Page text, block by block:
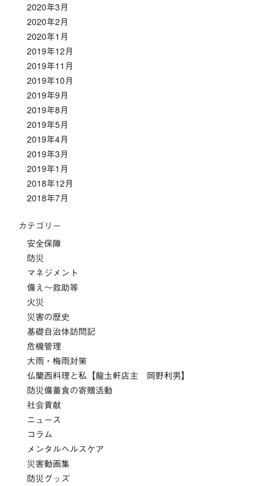
2020年3月
2020年2月
2020年1月
2019年12月
2019年11月
2019年10月
2019年9月
2019年8月
2019年5月
2019年4月
2019年3月
2019年1月
2018年12月
2018年7月
カテゴリー
安全保障
防災
マネジメント
備え～救助等
火災
災害の歴史
基礎自治体訪問記
危機管理
大雨・梅雨対策
仏蘭西料理と私【龍圡軒店主 岡野利男】
防災備蓄食の寄贈活動
社会貢献
ニュース
コラム
メンタルヘルスケア
災害動画集
防災グッズ